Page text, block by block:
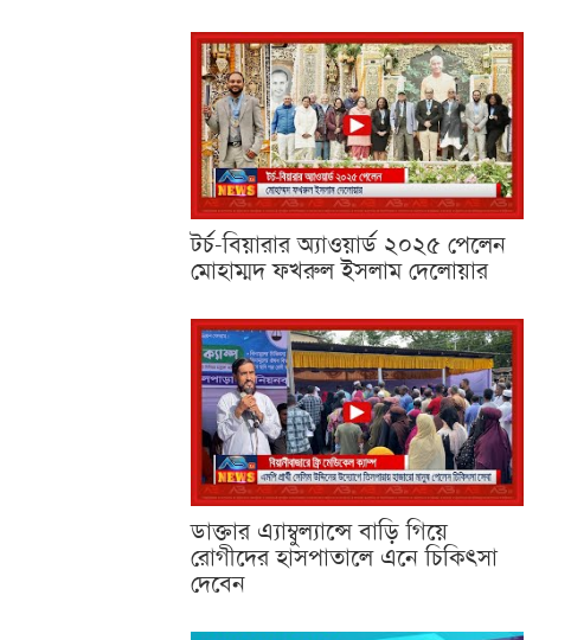
টর্চ-বিয়ারার অ্যাওয়ার্ড ২০২৫ পেলেন
মোহাম্মদ ফখরুল ইসলাম দেলোয়ার
ডাক্তার এ্যাম্বুল্যান্সে বাড়ি গিয়ে
রোগীদের হাসপাতালে এনে চিকিৎসা
দেবেন